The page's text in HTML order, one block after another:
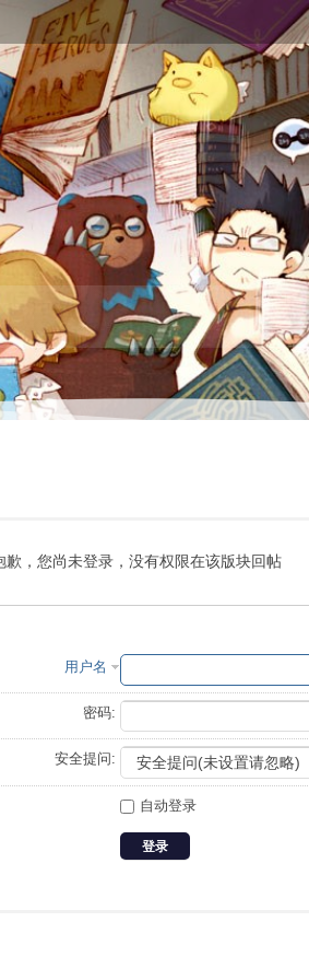
歉，您尚未登录，没有权限在该版块回帖
用户名
密码:
安全提问:
自动登录
登录